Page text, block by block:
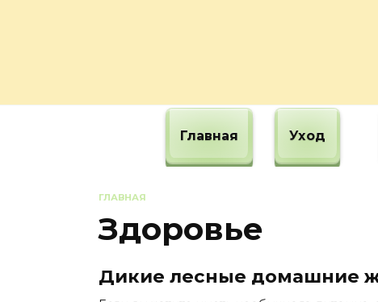
Главная Уход
ГЛАВНАЯ
Здоровье
Дикие лесные домашние